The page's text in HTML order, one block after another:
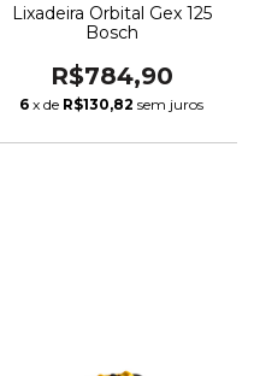
Lixadeira Orbital Gex 125
Bosch
R$784,90
6 x de R$130,82 sem juros